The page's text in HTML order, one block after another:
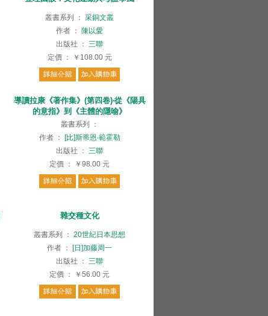
叢書系列 ： 采銅文叢
作者 ：
陳以愛
出版社
： 三聯
定價
： ￥108.00 元
導讀拉康《著作集》(第四卷)‧從《陽具
的意指》到《主體的隱喻》
叢書系列
：
作者
：
[比]斯蒂恩‧範霍勒
出版社
： 三聯
定價 ： ￥98.00 元
雜交種文化
叢書系列 ： 20世紀日本思想
作者 ：
[日]加藤周一
出版社
： 三聯
定價 ： ￥56.00 元